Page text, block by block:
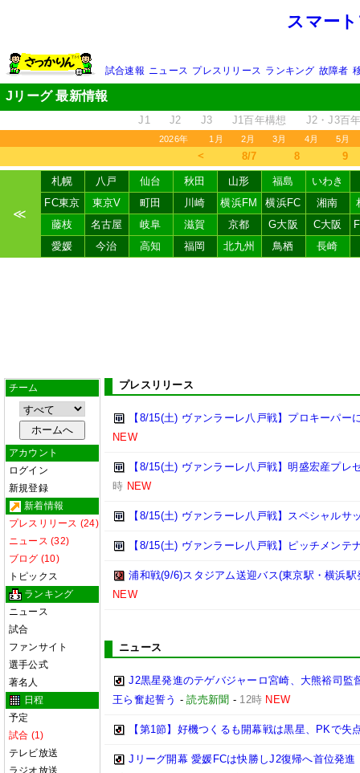
スマー
試合速報 ニュース プレスリリース ランキング 故障者
Jリーグ 最新情報
J1 J2 J3 J1百年構想 J2・J3百
2026年 1月 2月 3月 4月 5月
＜ 8/7 8 9
≪
札幌 八戸 仙台 秋田 山形 福島
いわき
FC東京
東京V 町田 川崎 横浜FM 横浜FC 湘南
藤枝
名古屋 岐阜 滋賀 京都 G大阪 C大阪
愛媛
今治 高知 福岡 北九州 鳥栖 長崎
チーム
アカウント
ログイン
新規登録
新着情報
プレスリリース (24)
ニュース (32)
ブログ (10)
トピックス
ランキング
ニュース
試合
ファンサイト
選手公式
著名人
日程
予定
試合 (1)
テレビ放送
ラジオ放送
プレスリリース
【8/15(土) ヴァンラーレ八戸戦】プロキーパー
NEW
【8/15(土) ヴァンラーレ八戸戦】明盛宏産プレ
時 NEW
【8/15(土) ヴァンラーレ八戸戦】スペシャルサ
【8/15(土) ヴァンラーレ八戸戦】ピッチメンテ
浦和戦(9/6)スタジアム送迎バス(東京駅・横浜駅
NEW
ニュース
J2黒星発進のテゲバジャーロ宮崎、大熊裕司
王ら奮起誓う -読売新聞 - 12時 NEW
【第1節】好機つくるも開幕戦は黒星、PKで失
Jリーグ開幕 愛媛FCは快勝しJ2復帰へ首位発